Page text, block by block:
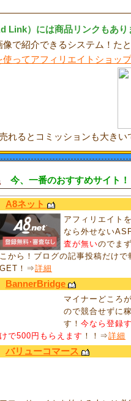
Link）には商品リンクもあり
で紹介できるシステム！た
使ってアフィリエイトショッ
れるとコミッションも大きい
今、一番のおすすめサイト！
A8ネット
アフィリエイト
なら外せないASP
査が無いのでま
こから！ブログの記事投稿だけで
GET！⇒詳細
BannerBridge
マイナーどころ
ので競合せずに
す！ 今なら登録
けで500円もらえます ！！⇒詳細
バリューコマース